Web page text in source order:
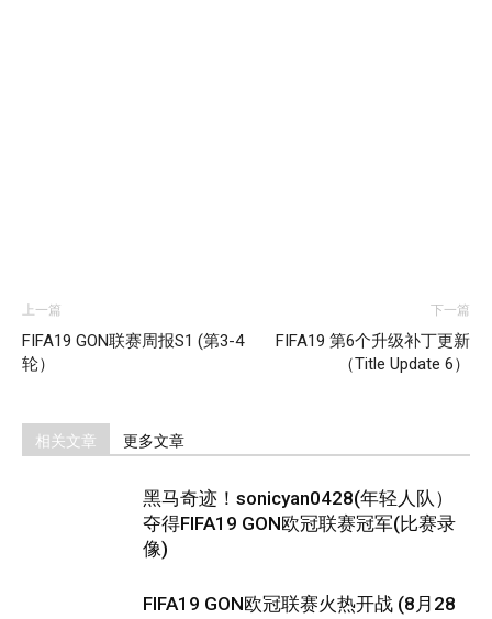
上一篇
FIFA19 GON联赛周报S1 (第3-4
轮）
下一篇
FIFA19 第6个升级补丁更新
（Title Update 6）
相关文章 更多文章
黑马奇迹！sonicyan0428(年轻人队）
夺得FIFA19 GON欧冠联赛冠军(比赛录
像)
FIFA19 GON欧冠联赛火热开战 (8月28